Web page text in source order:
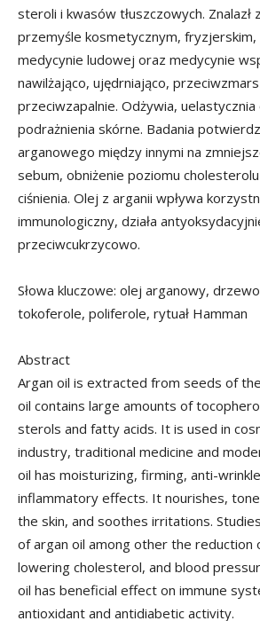
steroli i kwasów tłuszczowych.
przemyśle kosmetycznym, fryzjerskim,
medycynie ludowej oraz medycynie
nawilżająco, ujędrniająco,
przeciwzapalnie. Odżywia, uelastycznia
podrażnienia skórne. Badania
arganowego między innymi na
sebum, obniżenie poziomu
ciśnienia. Olej z arganii wpływa
immunologiczny, działa
przeciwcukrzycowo.
Słowa kluczowe: olej arganowy,
tokoferole, poliferole, rytuał Hamman
Abstract
Argan oil is extracted from seeds of
oil contains large amounts of
sterols and fatty acids. It is used in
industry, traditional medicine and
oil has moisturizing, firming, anti-
inflammatory effects. It nourishes,
the skin, and soothes irritations.
of argan oil among other the reduction
lowering cholesterol, and blood
oil has beneficial effect on immune
antioxidant and antidiabetic activity.